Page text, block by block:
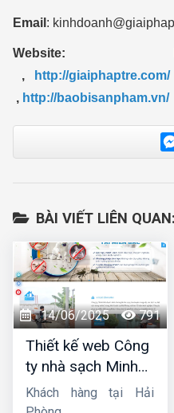
Email :
Website:
,
http://giaiphaptre.com/​
, http://baobisanpham.vn/​
BÀI VIẾT LIÊN QUAN:
14/06/2025 791
Thiết kế web Công
ty nhà sạch Minh
Dương
Khách hàng tại Hải